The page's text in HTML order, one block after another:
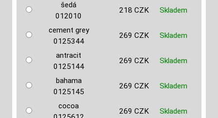
šedá
012010
218 CZK Skladem
cement grey
0125344
269 CZK Skladem
antracit
0125144
269 CZK Skladem
bahama
0125145
269 CZK Skladem
cocoa
269 CZK Skladem